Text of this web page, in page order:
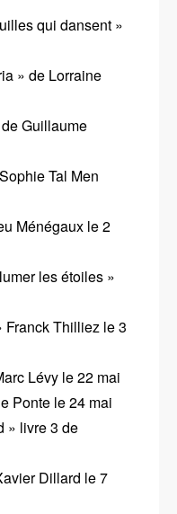
qui dansent »
» de Lorraine
Guillaume
Tal Men
Ménégaux le 2
les étoiles »
Franck Thilliez le 3
Lévy le 22 mai
Ponte le 24 mai
» livre 3 de
Dillard le 7